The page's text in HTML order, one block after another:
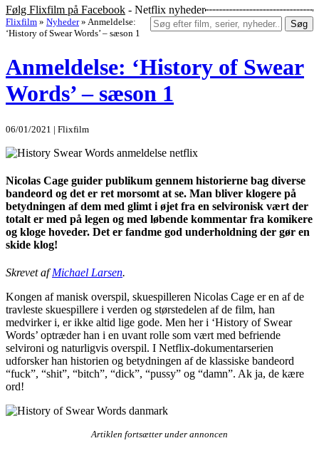
Følg Flixfilm på Facebook - Netflix nyheder
Søg
Flixfilm » Nyheder » Anmeldelse:
‘History of Swear Words’ – sæson 1
Anmeldelse: ‘History of Swear
Words’ – sæson 1
06/01/2021 | Flixfilm
Nicolas Cage guider publikum gennem historierne bag diverse
bandeord og det er ret morsomt at se. Man bliver klogere på
betydningen af dem med glimt i øjet fra en selvironisk vært der
totalt er med på legen og med løbende kommentar fra komikere
og kloge hoveder. Det er fandme god underholdning der gør en
skide klog!
Skrevet afMichael Larsen.
Kongen af manisk overspil, skuespilleren Nicolas Cage er en af de
travleste skuespillere i verden og størstedelen af de film, han
medvirker i, er ikke altid lige gode. Men her i ‘History of Swear
Words’ optræder han i en uvant rolle som vært med befriende
selvironi og naturligvis overspil. I Netflix-dokumentarserien
udforsker han historien og betydningen af de klassiske bandeord
“fuck”, “shit”, “bitch”, “dick”, “pussy” og “damn”. Ak ja, de kære
ord!
Artiklen fortsætter under annoncen